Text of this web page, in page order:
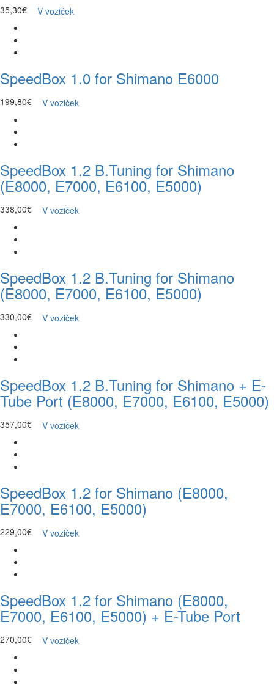
35,30€ V voziček
SpeedBox 1.0 for Shimano E6000
199,80€ V voziček
SpeedBox 1.2 B.Tuning for Shimano
(E8000, E7000, E6100, E5000)
338,00€ V voziček
SpeedBox 1.2 B.Tuning for Shimano
(E8000, E7000, E6100, E5000)
330,00€ V voziček
SpeedBox 1.2 B.Tuning for Shimano + E-
Tube Port (E8000, E7000, E6100, E5000)
357,00€ V voziček
SpeedBox 1.2 for Shimano (E8000,
E7000, E6100, E5000)
229,00€ V voziček
SpeedBox 1.2 for Shimano (E8000,
E7000, E6100, E5000) + E-Tube Port
270,00€ V voziček